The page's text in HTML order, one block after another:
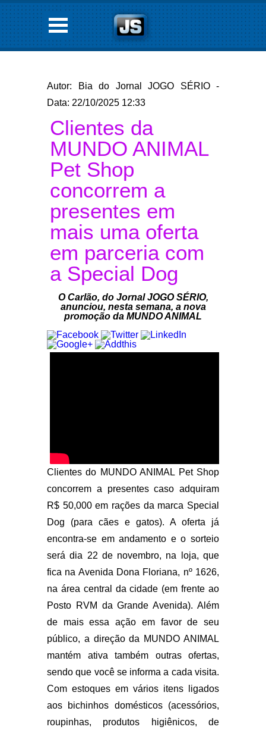
Autor: Bia do Jornal JOGO SÉRIO -
Data: 22/10/2025 12:33
Clientes da
MUNDO ANIMAL
Pet Shop
concorrem a
presentes em
mais uma oferta
em parceria com
a Special Dog
O Carlão, do Jornal JOGO SÉRIO,
anunciou, nesta semana, a nova
promoção da MUNDO ANIMAL
Clientes do MUNDO ANIMAL Pet Shop
concorrem a presentes caso adquiram
R$ 50,000 em rações da marca Special
Dog (para cães e gatos). A oferta já
encontra-se em andamento e o sorteio
será dia 22 de novembro, na loja, que
fica na Avenida Dona Floriana, nº 1626,
na área central da cidade (em frente ao
Posto RVM da Grande Avenida). Além
de mais essa ação em favor de seu
público, a direção da MUNDO ANIMAL
mantém ativa também outras ofertas,
sendo que você se informa a cada visita.
Com estoques em vários itens ligados
aos bichinhos domésticos (acessórios,
roupinhas, produtos higiênicos, de